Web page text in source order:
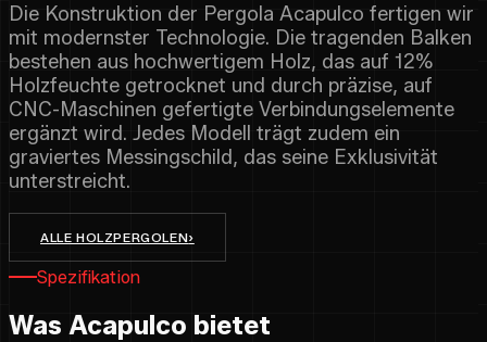
Die Konstruktion der Pergola Acapulco fertigen wir
mit modernster Technologie. Die tragenden Balken
bestehen aus hochwertigem Holz, das auf 12%
Holzfeuchte getrocknet und durch präzise, auf
CNC-Maschinen gefertigte Verbindungselemente
ergänzt wird. Jedes Modell trägt zudem ein
graviertes Messingschild, das seine Exklusivität
unterstreicht.
ALLE HOLZPERGOLEN›
Spezifikation
Was Acapulco bietet